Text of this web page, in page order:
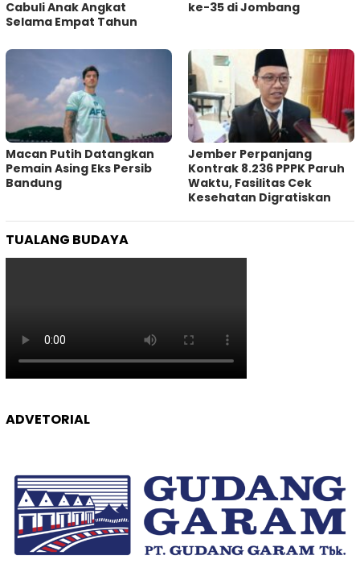
Cabuli Anak Angkat
Selama Empat Tahun
ke-35 di Jombang
Macan Putih Datangkan
Pemain Asing Eks Persib
Bandung
Jember Perpanjang
Kontrak 8.236 PPPK Paruh
Waktu, Fasilitas Cek
Kesehatan Digratiskan
TUALANG BUDAYA
ADVETORIAL